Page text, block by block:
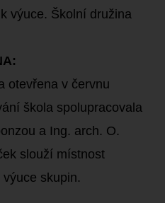
výuce. Školní družina
otevřena v červnu
škola spolupracovala
a Ing. arch. O.
slouží místnost
skupin.